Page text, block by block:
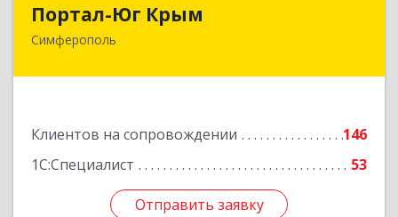
Портал-Юг Крым
Симферополь
Клиентов на сопровождении
146
1С:Специалист
53
Отправить заявку
295015, Крым Респ, Симферополь г, Козлова ул,
Отправить заявку